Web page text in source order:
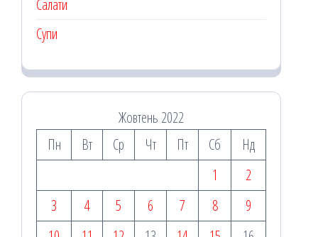
Салати
Супи
Жовтень 2022
Пн
Вт Ср Чт Пт Сб
Нд
1
2
3
4 5 6 7 8
9